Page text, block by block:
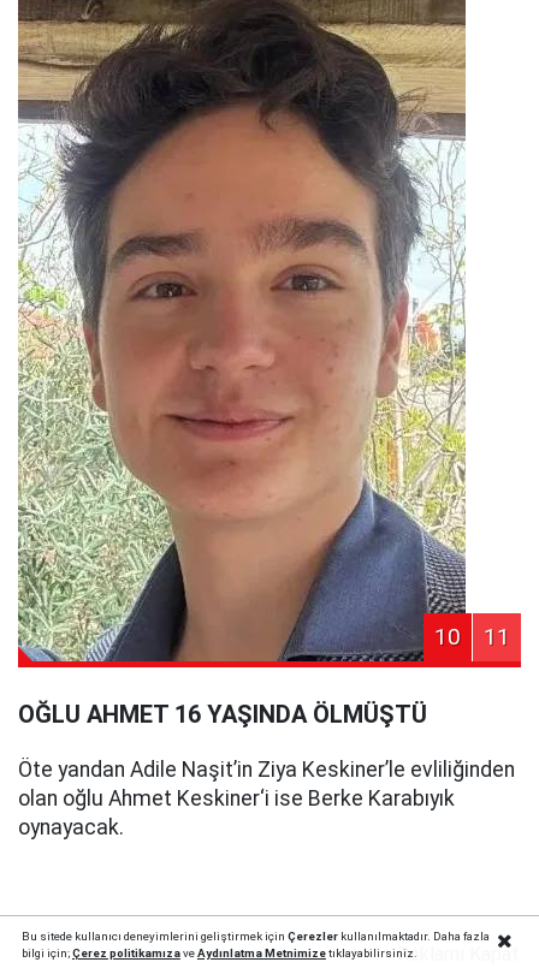
10 11
OĞLU AHMET 16 YAŞINDA ÖLMÜŞTÜ
Öte yandan Adile Naşit’in Ziya Keskiner’le evliliğinden
olan oğlu Ahmet Keskiner‘i ise Berke Karabıyık
oynayacak.
Bu sitede kullanıcı deneyimlerini geliştirmek için Çerezlerkullanılmaktadır. Daha fazla
bilgi için;Çerez politikamızaveAydınlatma Metnimizetıklayabilirsiniz.Reklamı Kapat